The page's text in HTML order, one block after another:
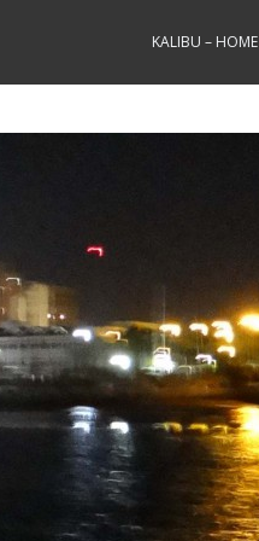
KALIBU – HOME